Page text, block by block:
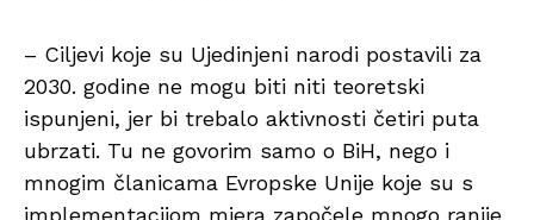
– Ciljevi koje su Ujedinjeni narodi postavili za
2030. godine ne mogu biti niti teoretski
ispunjeni, jer bi trebalo aktivnosti četiri puta
ubrzati. Tu ne govorim samo o BiH, nego i
mnogim članicama Evropske Unije koje su s
implementacijom mjera započele mnogo ranije